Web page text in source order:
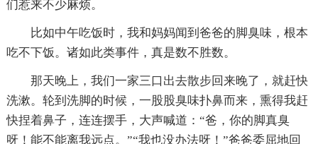
们惹来不少麻烦。
比如中午吃饭时，我和妈妈闻到爸爸的脚臭味，根本
吃不下饭。诸如此类事件，真是数不胜数。
那天晚上，我们一家三口出去散步回来晚了，就赶快
洗漱。轮到洗脚的时候，一股股臭味扑鼻而来，熏得我赶
快捏着鼻子，连连摆手，大声喊道：“爸，你的脚真臭
呀！能不能离我远点。”“我也没办法呀！”爸爸委屈地回